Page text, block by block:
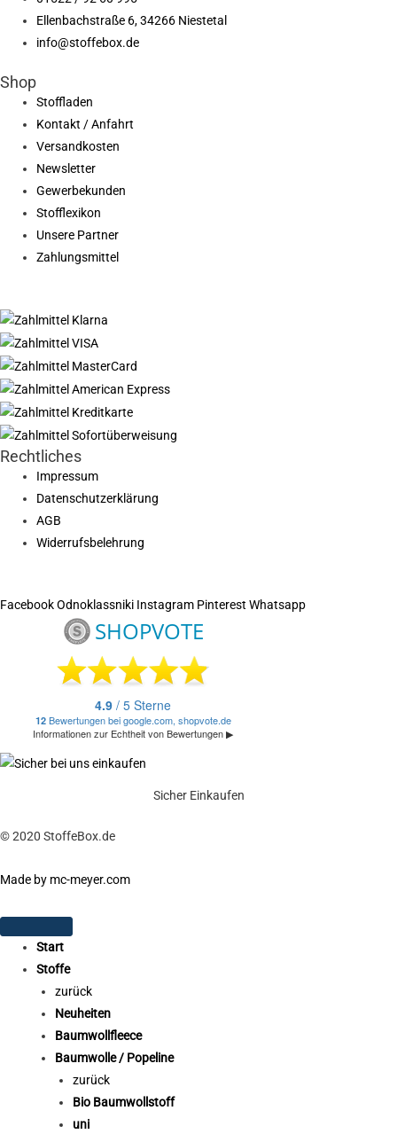
Ellenbachstraße 6, 34266 Niestetal
info@stoffebox.de
Shop
Stoffladen
Kontakt / Anfahrt
Versandkosten
Newsletter
Gewerbekunden
Stofflexikon
Unsere Partner
Zahlungsmittel
Rechtliches
Impressum
Datenschutzerklärung
AGB
Widerrufsbelehrung
FacebookOdnoklassniki Instagram Pinterest Whatsapp
Sicher Einkaufen
© 2020 StoffeBox.de
Made by mc-meyer.com
Start
Stoffe
zurück
Neuheiten
Baumwollfleece
Baumwolle / Popeline
zurück
Bio Baumwollstoff
uni